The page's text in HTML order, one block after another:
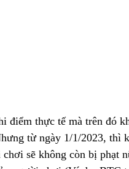
điểm thực tế mà trên đó
từ ngày 1/1/2023, thì
sẽ không còn bị phạt